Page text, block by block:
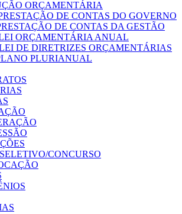
ORÇAMENTÁRIA
DE CONTAS DO GOVERNO
DE CONTAS DA GESTÃO
ORÇAMENTÁRIA ANUAL
DE DIRETRIZES ORÇAMENTÁRIAS
PLURIANUAL
CONCURSO